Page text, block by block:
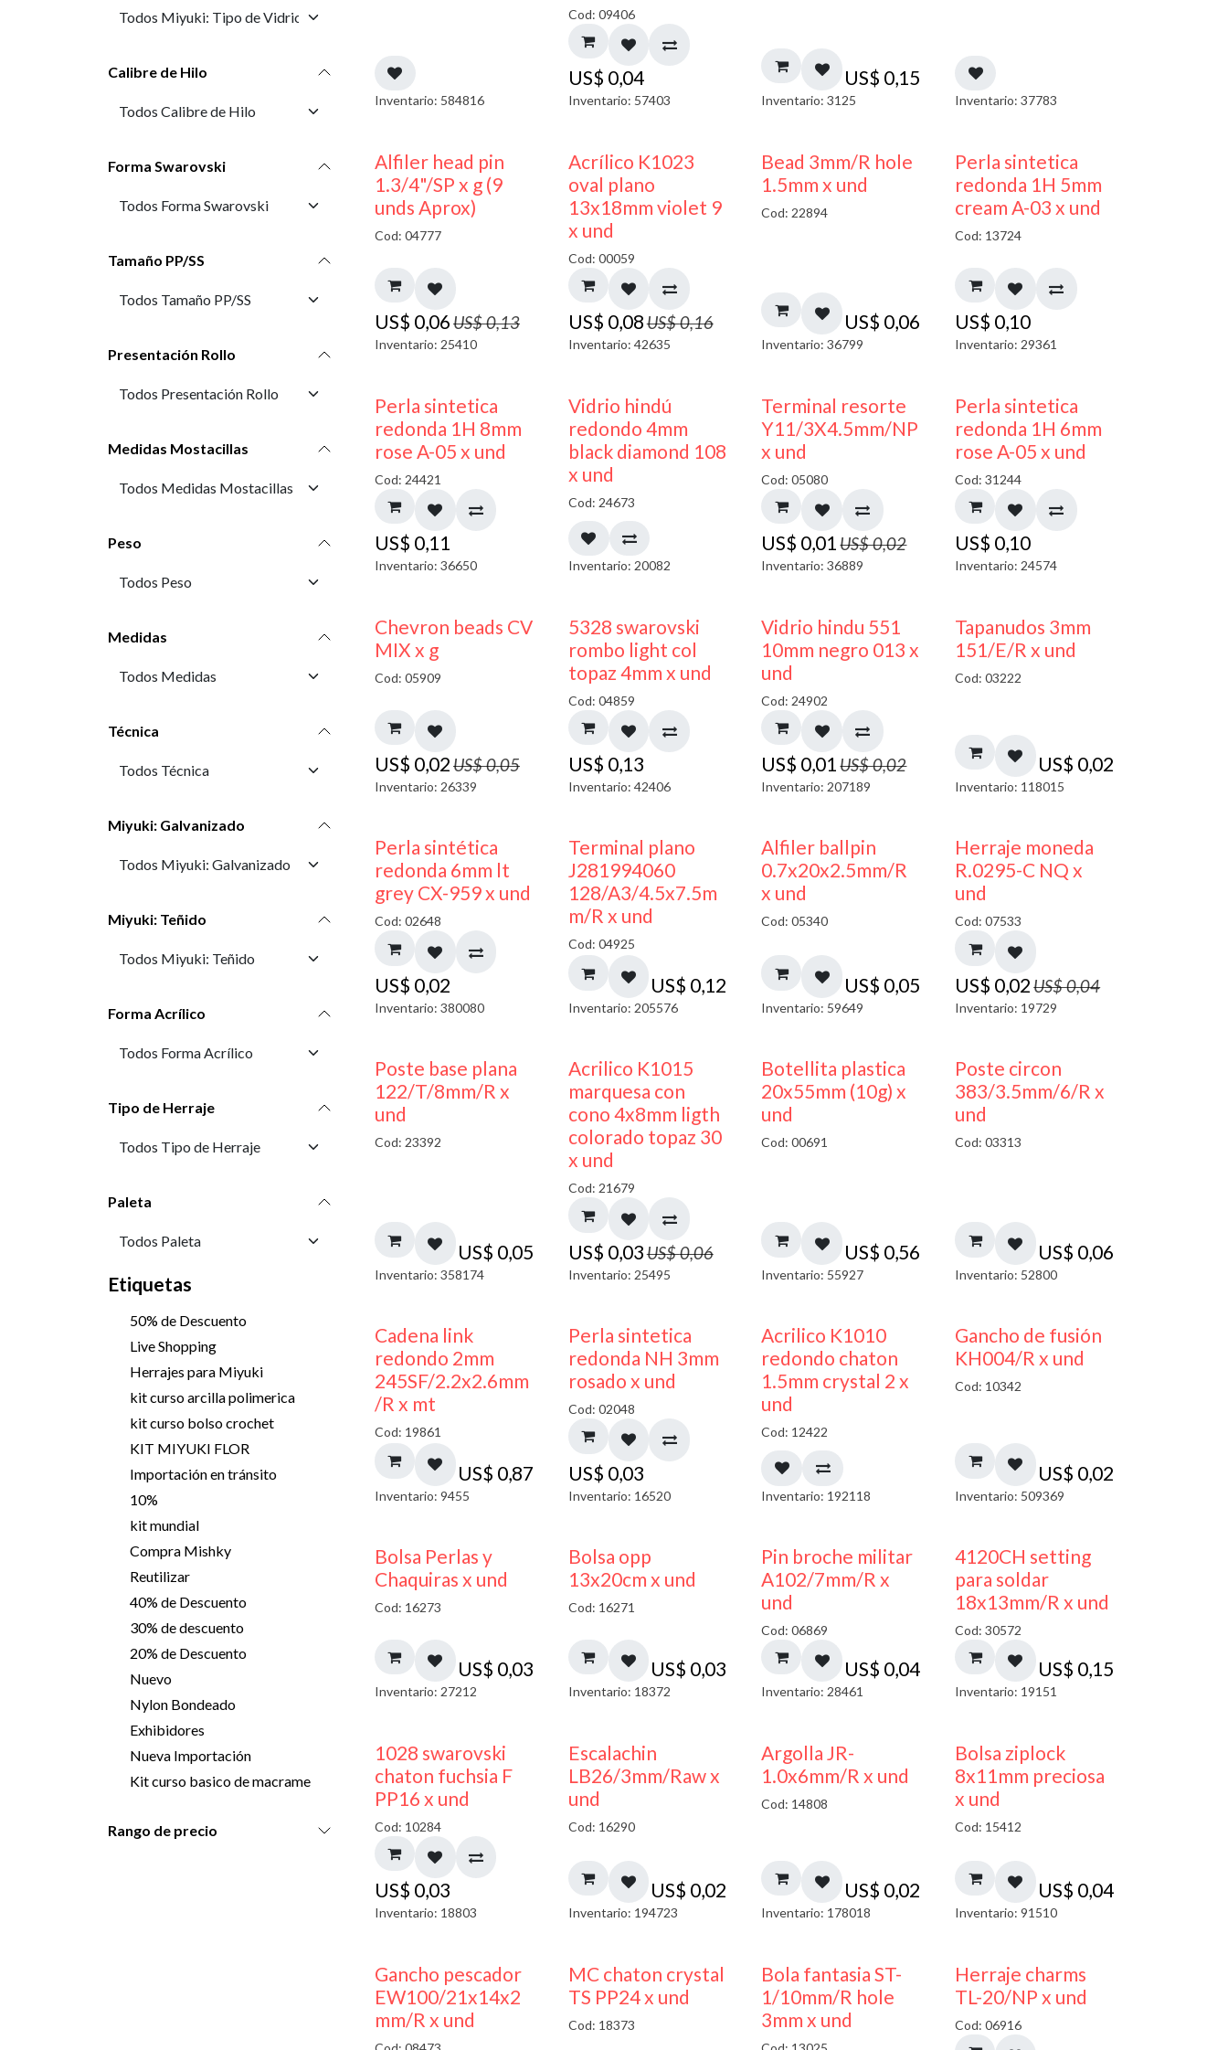
Calibre de Hilo
Forma Swarovski
Tamaño PP/SS
Presentación Rollo
Medidas Mostacillas
Peso
Medidas
Técnica
Miyuki: Galvanizado
Miyuki: Teñido
Forma Acrílico
Tipo de Herraje
Paleta
Etiquetas
50% de Descuento
Live Shopping
Herrajes para Miyuki
kit curso arcilla polimerica
kit curso bolso crochet
KIT MIYUKI FLOR
Importación en tránsito
10%
kit mundial
Compra Mishky
Reutilizar
40% de Descuento
30% de descuento
20% de Descuento
Nuevo
Nylon Bondeado
Exhibidores
Nueva Importación
Kit curso basico de macrame
Rango de precio
Inventario: 584816
Cod: 09406
US$ 0,04
Inventario: 57403
US$ 0,15
Inventario: 3125 Inventario: 37783
50% DESCUENTO
Alfiler head pin
1.3/4"/SP x g (9
unds Aprox)
Cod: 04777
US$ 0,06US$0,13
Inventario: 25410
50% DESCUENTO
Acrílico K1023
oval plano
13x18mm violet 9
x und
Cod: 00059
US$ 0,08US$0,16
Inventario: 42635
Bead 3mm/R hole
1.5mm x und
Cod: 22894
US$ 0,06
Inventario: 36799
Perla sintetica
redonda 1H 5mm
cream A-03 x und
Cod: 13724
US$ 0,10
Inventario: 29361
Perla sintetica
redonda 1H 8mm
rose A-05 x und
Cod: 24421
US$ 0,11
Inventario: 36650
40% DESCUENTO
Vidrio hindú
redondo 4mm
black diamond 108
x und
Cod: 24673
Inventario: 20082
50% DESCUENTO
Terminal resorte
Y11/3X4.5mm/NP
x und
Cod: 05080
US$ 0,01 US$0,02
Inventario: 36889
Perla sintetica
redonda 1H 6mm
rose A-05 x und
Cod: 31244
US$ 0,10
Inventario: 24574
50% DESCUENTO
Chevron beads CV
MIX x g
Cod: 05909
US$ 0,02US$0,05
Inventario: 26339
5328 swarovski
rombo light col
topaz 4mm x und
Cod: 04859
US$ 0,13
Inventario: 42406
40% DESCUENTO
Vidrio hindu 551
10mm negro 013 x
und
Cod: 24902
US$ 0,01 US$0,02
Inventario: 207189
Tapanudos 3mm
151/E/R x und
Cod: 03222
US$ 0,02
Inventario: 118015
Perla sintética
redonda 6mm lt
grey CX-959 x und
Cod: 02648
US$ 0,02
Inventario: 380080
Terminal plano
J281994060
128/A3/4.5x7.5m
m/R x und
Cod: 04925
US$ 0,12
Inventario: 205576
Alfiler ballpin
0.7x20x2.5mm/R
x und
Cod: 05340
US$ 0,05
Inventario: 59649
50% DESCUENTO
Herraje moneda
R.0295-C NQ x
und
Cod: 07533
US$ 0,02US$0,04
Inventario: 19729
Poste base plana
122/T/8mm/R x
und
Cod: 23392
US$ 0,05
Inventario: 358174
50% DESCUENTO
Acrilico K1015
marquesa con
cono 4x8mm ligth
colorado topaz 30
x und
Cod: 21679
US$ 0,03US$0,06
Inventario: 25495
Botellita plastica
20x55mm (10g) x
und
Cod: 00691
US$ 0,56
Inventario: 55927
Poste circon
383/3.5mm/6/R x
und
Cod: 03313
US$ 0,06
Inventario: 52800
Cadena link
redondo 2mm
245SF/2.2x2.6mm
/R x mt
Cod: 19861
US$ 0,87
Inventario: 9455
Perla sintetica
redonda NH 3mm
rosado x und
Cod: 02048
US$ 0,03
Inventario: 16520
50% DESCUENTO
Acrilico K1010
redondo chaton
1.5mm crystal 2 x
und
Cod: 12422
Inventario: 192118
Gancho de fusión
KH004/R x und
Cod: 10342
US$ 0,02
Inventario: 509369
Bolsa Perlas y
Chaquiras x und
Cod: 16273
US$ 0,03
Inventario: 27212
Bolsa opp
13x20cm x und
Cod: 16271
US$ 0,03
Inventario: 18372
Pin broche militar
A102/7mm/R x
und
Cod: 06869
US$ 0,04
Inventario: 28461
4120CH setting
para soldar
18x13mm/R x und
Cod: 30572
US$ 0,15
Inventario: 19151
1028 swarovski
chaton fuchsia F
PP16 x und
Cod: 10284
US$ 0,03
Inventario: 18803
Escalachin
LB26/3mm/Raw x
und
Cod: 16290
US$ 0,02
Inventario: 194723
Argolla JR-
1.0x6mm/R x und
Cod: 14808
US$ 0,02
Inventario: 178018
¡NUEVO!
Bolsa ziplock
8x11mm preciosa
x und
Cod: 15412
US$ 0,04
Inventario: 91510
Gancho pescador
EW100/21x14x2
mm/R x und
MC chaton crystal
TS PP24 x und
Cod: 18373
Bola fantasia ST-
1/10mm/R hole
3mm x und
40% DESCUENTO
Herraje charms
TL-20/NP x und
Cod: 06916